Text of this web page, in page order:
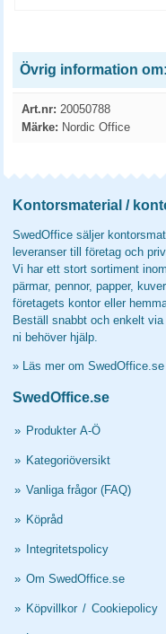
Övrig information
Art.nr: 20050788
Märke: Nordic Office
Kontorsmaterial /
SwedOffice säljer
leveranser till företag och
Vi har ett stort sortiment
pärmar, pennor, papper,
företagets kontor eller
Beställ snabbt och enkelt
ni behöver hjälp.
» Läs mer om SwedOffice.se
SwedOffice.se
» Produkter A-Ö
» Kategoriöversikt
» Vanliga frågor (FAQ)
» Köpråd
» Integritetspolicy
» Om SwedOffice.se
» Köpvillkor / Cookiepolicy